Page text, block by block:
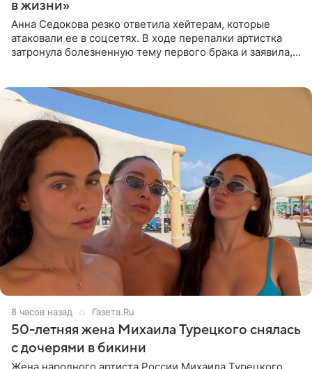
в жизни»
Анна Седокова резко ответила хейтерам, которые
атаковали ее в соцсетях. В ходе перепалки артистка
затронула болезненную тему первого брака и заявила,
8 часов назад Газета.Ru
50-летняя жена Михаила Турецкого снялась
с дочерями в бикини